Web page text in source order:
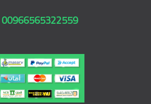
00966565322559